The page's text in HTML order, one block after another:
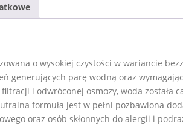
o wysokiej czystości w wariancie
generujących parę wodną oraz
i odwróconej osmozy, woda została
formuła jest w pełni pozbawiona
oraz osób skłonnych do alergii i